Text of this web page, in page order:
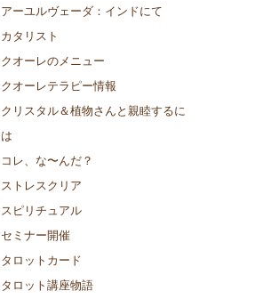
アーユルヴェーダ：インドにて
カタリスト
クオーレのメニュー
クオーレテラピー情報
クリスタル＆植物さんと親睦するに
は
コレ、な〜んだ？
ストレスクリア
スピリチュアル
セミナー開催
タロットカード
タロット講座物語